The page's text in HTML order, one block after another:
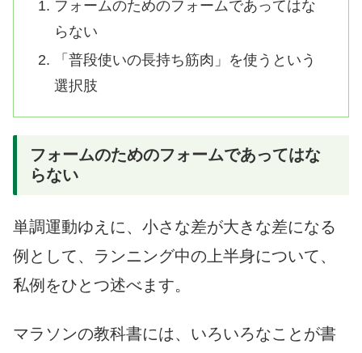
フォームのためのフォームであってはな
らない
「普段使いの長持ち筋肉」を使うという
選択肢
フォームのためのフォームであってはな
らない
単調運動ゆえに、小さな差が大きな差になる
例として、ランニング中の上半身について、
私例をひとつ述べます。
マラソンの教科書には、いろいろなことが書